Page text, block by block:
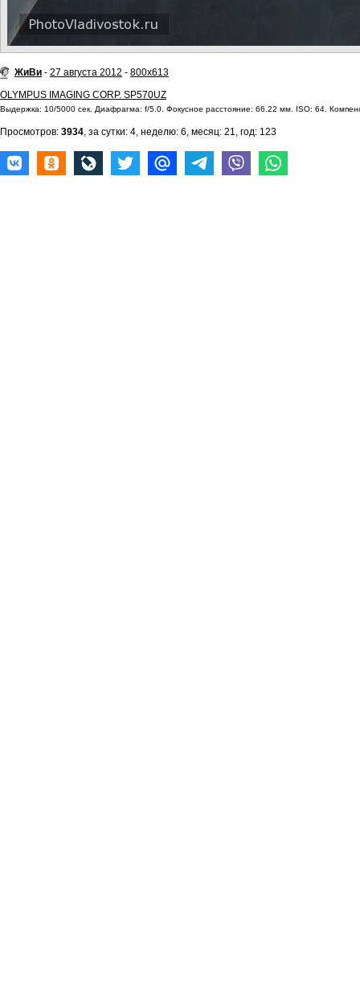
ЖиВи - 27 августа 2012 - 800x613
OLYMPUS IMAGING CORP. SP570UZ
Выдержка: 10/5000 сек. Диафрагма: f/5.0. Фокусное расстояние: 66.22 мм. ISO: 64.
Просмотров: 3934, за сутки: 4, неделю: 6, месяц: 21, год: 123